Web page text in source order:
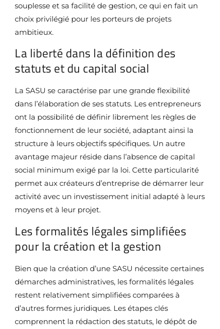
souplesse et sa facilité de gestion, ce qui en fait un
choix privilégié pour les porteurs de projets
ambitieux.
La liberté dans la définition des
statuts et du capital social
La SASU se caractérise par une grande flexibilité
dans l’élaboration de ses statuts. Les entrepreneurs
ont la possibilité de définir librement les règles de
fonctionnement de leur société, adaptant ainsi la
structure à leurs objectifs spécifiques. Un autre
avantage majeur réside dans l’absence de capital
social minimum exigé par la loi. Cette particularité
permet aux créateurs d’entreprise de démarrer leur
activité avec un investissement initial adapté à leurs
moyens et à leur projet.
Les formalités légales simplifiées
pour la création et la gestion
Bien que la création d’une SASU nécessite certaines
démarches administratives, les formalités légales
restent relativement simplifiées comparées à
d’autres formes juridiques. Les étapes clés
comprennent la rédaction des statuts, le dépôt de